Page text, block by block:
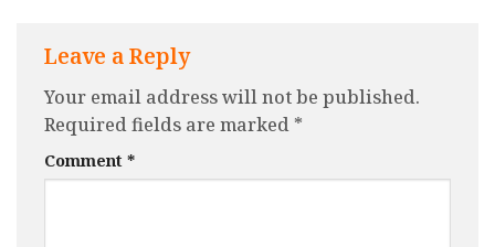
Leave a Reply
Your email address will not be published.
Required fields are marked *
Comment *